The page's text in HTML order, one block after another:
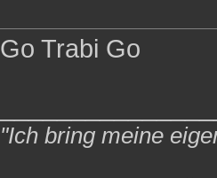
Go Trabi Go
"Ich bring meine